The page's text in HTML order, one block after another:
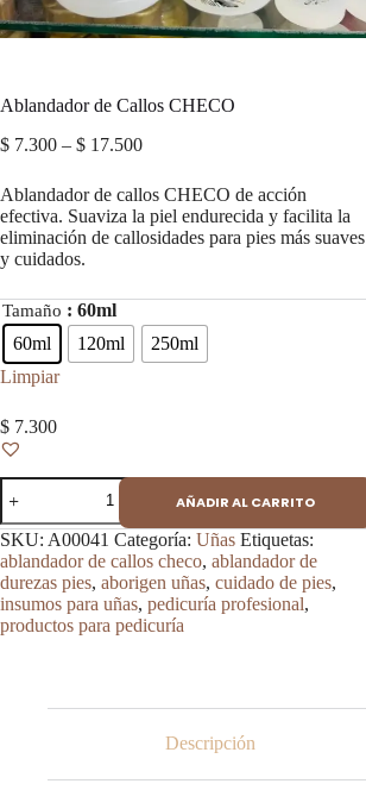
Ablandador de Callos CHECO
$ 7.300 – $ 17.500Price
$ 7.300
through
$ 17.500
Ablandador de callos CHECO de acción
efectiva. Suaviza la piel endurecida y facilita la
eliminación de callosidades para pies más suaves
y cuidados.
Tamaño : 60ml
60ml
120ml
250ml
Limpiar
$ 7.300
Ablandador
de
Callos
CHECO
cantidad
AÑADIR AL CARRITO
SKU: A00041 Categoría: Uñas Etiquetas:
ablandador de callos checo, ablandador de
durezas pies, aborigen uñas, cuidado de pies,
insumos para uñas, pedicuría profesional,
productos para pedicuría
Descripción